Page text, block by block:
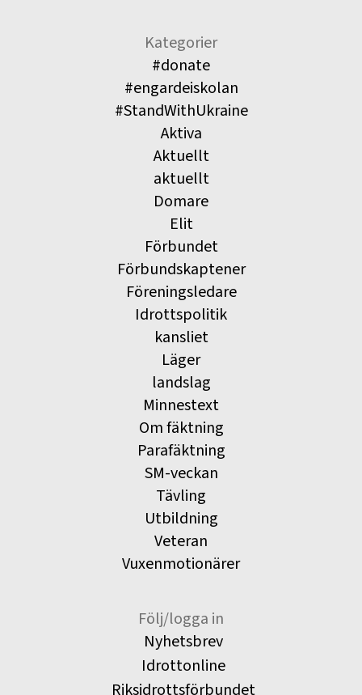
Kategorier
#donate
#engardeiskolan
#StandWithUkraine
Aktiva
Aktuellt
aktuellt
Domare
Elit
Förbundet
Förbundskaptener
Föreningsledare
Idrottspolitik
kansliet
Läger
landslag
Minnestext
Om fäktning
Parafäktning
SM-veckan
Tävling
Utbildning
Veteran
Vuxenmotionärer
Följ/logga in
Nyhetsbrev
Idrottonline
Riksidrottsförbundet